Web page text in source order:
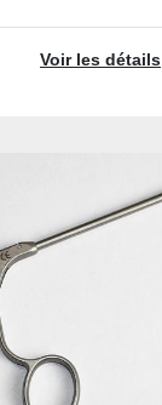
Voir les détails